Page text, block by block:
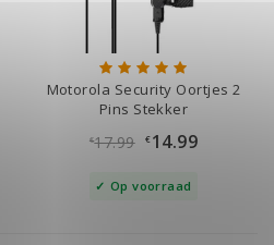
Motorola Security Oortjes 2
Pins Stekker
€17.99 €14.99
Op voorraad